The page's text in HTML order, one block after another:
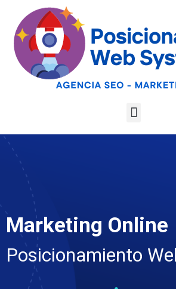
Marketing Online
Posicionamiento
Optimiza tu web
para las AI
Google
Overviews y los
LLMs
Analiza